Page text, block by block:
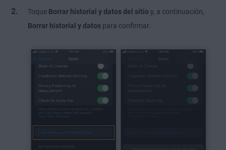
Toque Borrar historial y datos del sitio y, a continuación,
Borrar historial y datos para confirmar.